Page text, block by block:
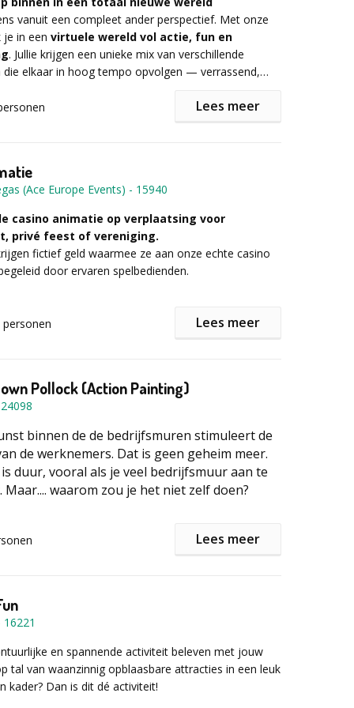
ons op Pladutse 3 volgt de ontknoping en komen we
jullie team voor één jaar de Slimste Geit ter
informatie of een vrijblijvende offerte onderstaand
in!
vanuit een compleet ander perspectief. Met onze
je in een virtuele wereld vol actie, fun en
. Jullie krijgen een unieke mix van verschillende
die elkaar in hoog tempo opvolgen — verrassend,
z’n ding vindt: samenwerken, competitief knallen
helemaal opgaan in een nieuwe wereld.
spelen jullie in ploegen van vijf. Steeds één
en verbaasd staan
in wondermooie virtuele
om de competitiedrang los te laten! In onze
teams het tegen elkaar op in een reeks snelle,
Wie heeft de snelste reflexen? Wie toont z’n
Wie claimt de VR‑troon?
Lees meer
(Ace Europe Events) - 15940
casino animatie op verplaatsing voor
privé feest of vereniging.
fictief geld waarmee ze aan onze echte casino
door ervaren spelbedienden.
alles kan. Alle courante en minder courante casino
Vegas.
informatie of een vrijblijvende offerte het
in!
personen Lees meer
Pollock (Action Painting)
24098
binnen de de bedrijfsmuren stimuleert de
de werknemers. Dat is geen geheim meer.
duur, vooral als je veel bedrijfsmuur aan te
Maar.... waarom zou je het niet zelf doen?
in abstracte kunst zijn niet moeilijk te
gesproken ligt het in ieders bereik..
en kledij die bespat mag worden is evenwel
begeleiding legt je feilloos uit wat de
Daarna kan je zelf aan de slag om je eigen
Lees meer
16221
en spannende activiteit beleven met jouw
tal van waanzinnig opblaasbare attracties in een leuk
kader? Dan is dit dé activiteit!